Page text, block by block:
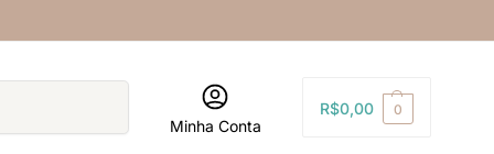
Minha Conta
R$0,00 0